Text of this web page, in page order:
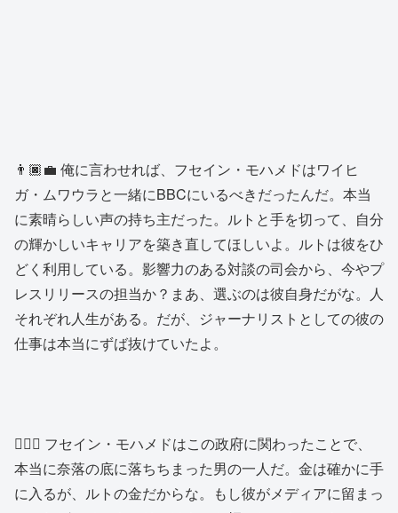
👨🏿‍💼 俺に言わせれば、フセイン・モハメドはワイヒ
ガ・ムワウラと一緒にBBCにいるべきだったんだ。本当
に素晴らしい声の持ち主だった。ルトと手を切って、自分
の輝かしいキャリアを築き直してほしいよ。ルトは彼をひ
どく利用している。影響力のある対談の司会から、今やプ
レスリリースの担当か？まあ、選ぶのは彼自身だがな。人
それぞれ人生がある。だが、ジャーナリストとしての彼の
仕事は本当にずば抜けていたよ。
👱🏿‍♂️ フセイン・モハメドはこの政府に関わったことで、
本当に奈落の底に落ちちまった男の一人だ。金は確かに手
に入るが、ルトの金だからな。もし彼がメディアに留まっ